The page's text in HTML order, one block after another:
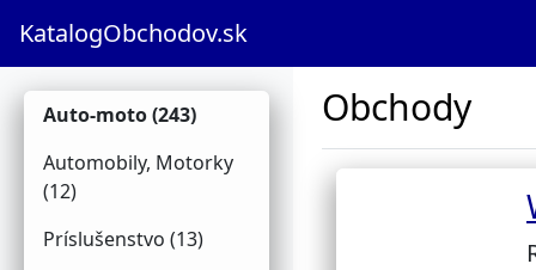
KatalogObchodov.sk
Auto-moto (243)
Automobily, Motorky
(12)
Príslušenstvo (13)
Obchody